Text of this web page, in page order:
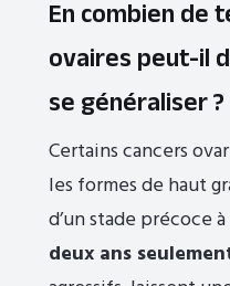
En combien de
ovaires peut-il
se généraliser ?
Certains cancers
les formes de haut
d’un stade précoce
deux ans